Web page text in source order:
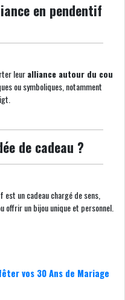
en pendentif
leuralliance autour du cou
ou symboliques, notamment
de cadeau ?
un cadeau chargé de sens,
offrir un bijou unique et personnel.
vos 30 Ans de Mariage